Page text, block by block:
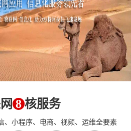
8 核服务
、小程序、电商、视频、运维全要素